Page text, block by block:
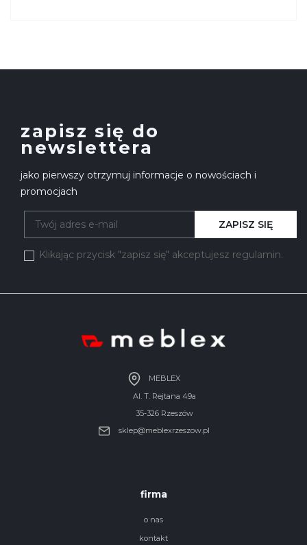
zapisz się do
newslettera
jako pierwszy otrzymuj informacje o nowościach i
promocjach
Klikając przycisk "zapisz się" akceptujesz regulamin.
ZAPISZ SIĘ
MEBLEX
Al. T. Rejtana 49a
35-326 Rzeszów
sklep@meblexrzeszow.pl
firma
o nas
kontakt